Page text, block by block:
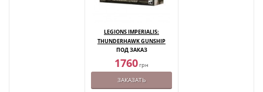
LEGIONS IMPERIALIS:
THUNDERHAWK GUNSHIP
ПОД ЗАКАЗ
1760грн
ЗАКАЗАТЬ